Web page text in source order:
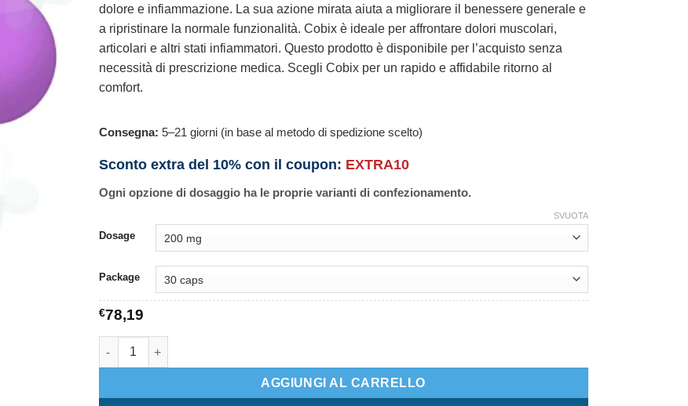
dolore e infiammazione. La sua azione mirata aiuta a migliorare il benessere generale e
a ripristinare la normale funzionalità. Cobix è ideale per affrontare dolori muscolari,
articolari e altri stati infiammatori. Questo prodotto è disponibile per l’acquisto senza
necessità di prescrizione medica. Scegli Cobix per un rapido e affidabile ritorno al
comfort.
Consegna: 5–21 giorni (in base al metodo di spedizione scelto)
Sconto extra del 10% con il coupon: EXTRA10
Ogni opzione di dosaggio ha le proprie varianti di confezionamento.
Dosage
Package
SVUOTA
€78,19
Cobix quantità
AGGIUNGI AL CARRELLO